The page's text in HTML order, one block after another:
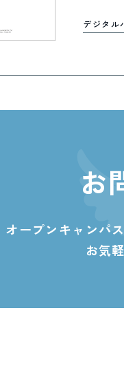
デジタル
お
オープンキャンパ
お気